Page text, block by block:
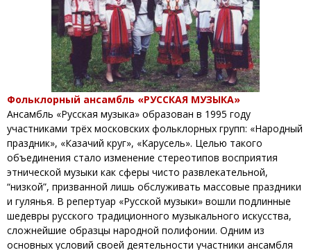
Фольклорный ансамбль «РУССКАЯ МУЗЫКА»
Ансамбль «Русская музыка» образован в 1995 году
участниками трёх московских фольклорных групп: «Народный
праздник», «Казачий круг», «Карусель». Целью такого
объединения стало изменение стереотипов восприятия
этнической музыки как сферы чисто развлекательной,
“низкой”, призванной лишь обслуживать массовые праздники
и гулянья. В репертуар «Русской музыки» вошли подлинные
шедевры русского традиционного музыкального искусства,
сложнейшие образцы народной полифонии. Одним из
основных условий своей деятельности участники ансамбля